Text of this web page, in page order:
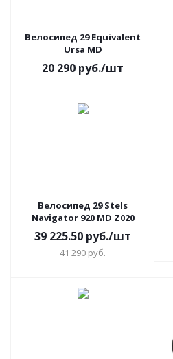
Велосипед 29 Equivalent
Ursa MD
20 290 руб./шт
Велосипед 29 Stels
Navigator 920 MD Z020
39 225.50 руб./шт
41 290руб.